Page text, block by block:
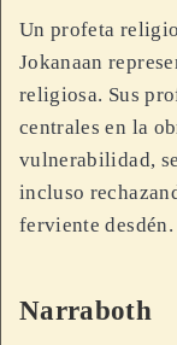
Un profeta
Jokanaan
religiosa. Sus
centrales en la
vulnerabilidad,
incluso
ferviente desdén.
Narraboth